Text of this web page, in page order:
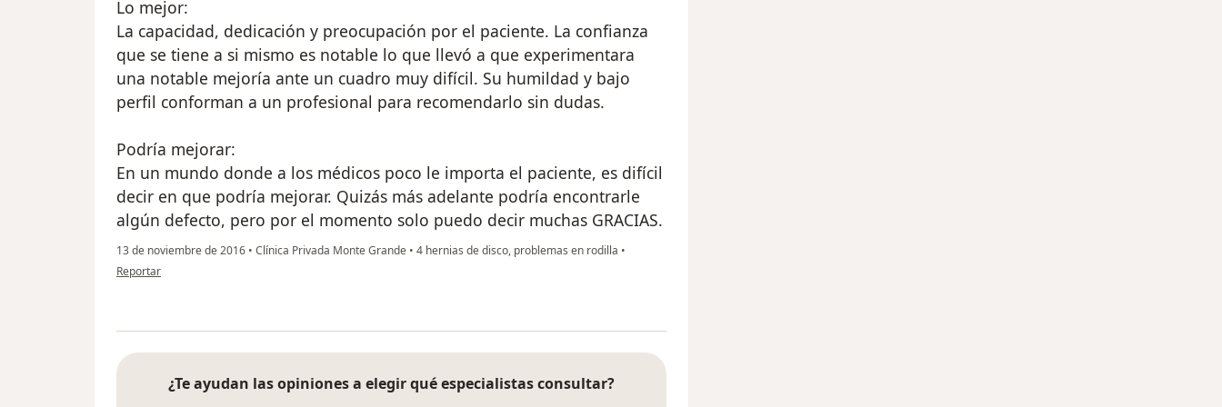
Lo mejor:
La capacidad, dedicación y preocupación por el paciente. La confianza
que se tiene a si mismo es notable lo que llevó a que experimentara
una notable mejoría ante un cuadro muy difícil. Su humildad y bajo
perfil conforman a un profesional para recomendarlo sin dudas.
Podría mejorar:
En un mundo donde a los médicos poco le importa el paciente, es difícil
decir en que podría mejorar. Quizás más adelante podría encontrarle
algún defecto, pero por el momento solo puedo decir muchas GRACIAS.
13 de noviembre de 2016 • Clínica Privada Monte Grande • 4 hernias de disco, problemas en rodilla •
en opinión del usuario Cuenta eliminada
Reportar
¿Te ayudan las opiniones a elegir qué especialistas consultar?